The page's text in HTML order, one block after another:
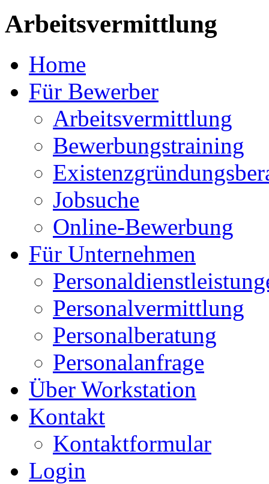
Arbeitsvermittlung
Home
Für Bewerber
Arbeitsvermittlung
Bewerbungstraining
Jobsuche
Online-Bewerbung
Für Unternehmen
Personalvermittlung
Personalberatung
Personalanfrage
Über Workstation
Kontakt
Kontaktformular
Login